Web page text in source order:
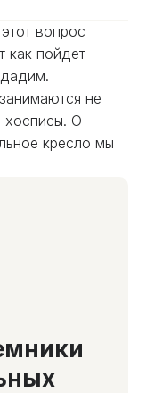
вопрос
как пойдет
не
хосписы. О
кресло мы